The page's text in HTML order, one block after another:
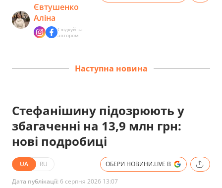
Євтушенко
Аліна
Слідкуй за
автором
Наступна новина
Стефанішину підозрюють у
збагаченні на 13,9 млн грн:
нові подробиці
UA RU ОБЕРИ НОВИНИ.LIVE В
Дата публікації: 6 серпня 2026 13:07